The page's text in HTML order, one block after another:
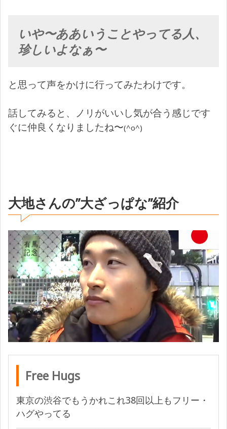
いや〜ああいうことやってる人、
珍しいよなぁ〜
と思って声をかけに行ってみたわけです。
話してみると、ノリがいいし気が合う感じです
ぐに仲良くなりましたね〜(^o^)
大地さんの”大ざっぱな”紹介
Free Hugs
東京の渋谷でもうかれこれ38回以上もフリー・
ハグやってる